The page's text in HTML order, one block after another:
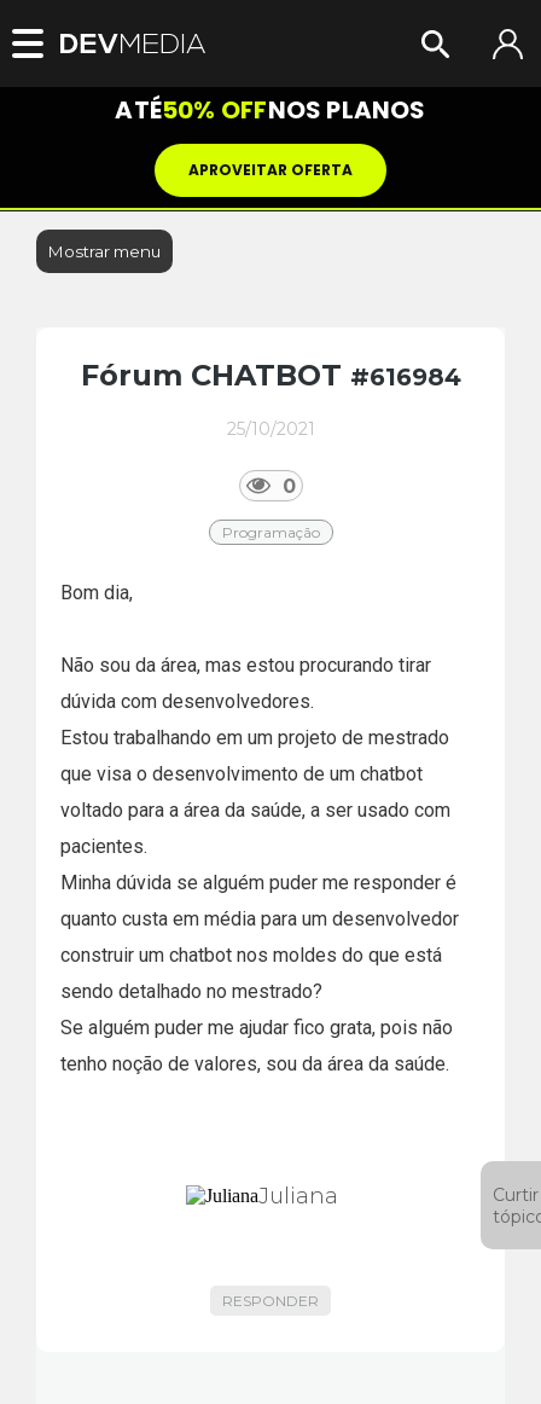
ATÉ50% OFFNOS PLANOS
APROVEITAR OFERTA
Mostrar menu
Fórum CHATBOT #616984
25/10/2021
0
Programação
Bom dia,
Não sou da área, mas estou procurando tirar
dúvida com desenvolvedores.
Estou trabalhando em um projeto de mestrado
que visa o desenvolvimento de um chatbot
voltado para a área da saúde, a ser usado com
pacientes.
Minha dúvida se alguém puder me responder é
quanto custa em média para um desenvolvedor
construir um chatbot nos moldes do que está
sendo detalhado no mestrado?
Se alguém puder me ajudar fico grata, pois não
tenho noção de valores, sou da área da saúde.
Juliana
Curtir
RESPONDER